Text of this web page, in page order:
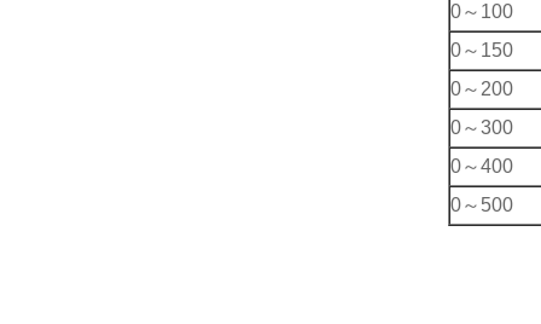
0～100
0～150
0～200
0～300
0～400
0～500